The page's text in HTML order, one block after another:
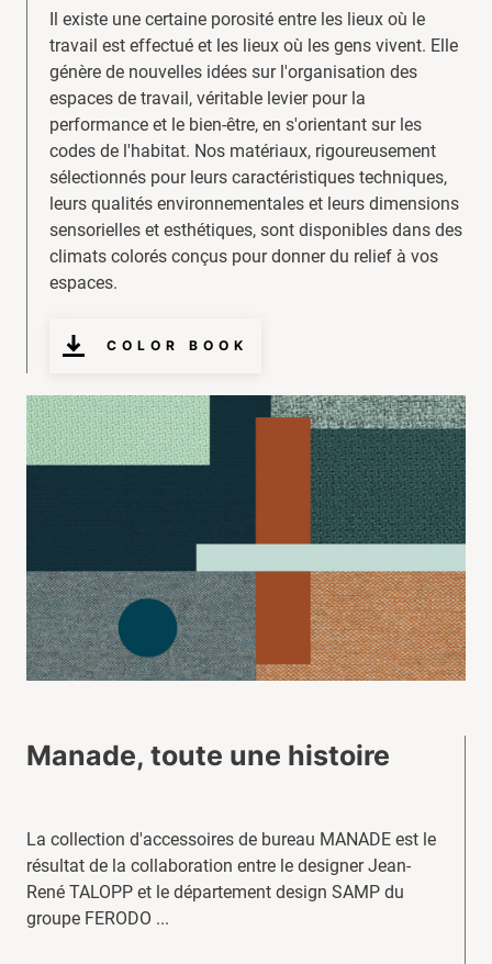
Il existe une certaine porosité entre les lieux où le
travail est effectué et les lieux où les gens vivent. Elle
génère de nouvelles idées sur l'organisation des
espaces de travail, véritable levier pour la
performance et le bien-être, en s'orientant sur les
codes de l'habitat. Nos matériaux, rigoureusement
sélectionnés pour leurs caractéristiques techniques,
leurs qualités environnementales et leurs dimensions
sensorielles et esthétiques, sont disponibles dans des
climats colorés conçus pour donner du relief à vos
espaces.
COLOR BOOK
Manade, toute une histoire
La collection d'accessoires de bureau MANADE est le
résultat de la collaboration entre le designer Jean-
René TALOPP et le département design SAMP du
groupe FERODO ...